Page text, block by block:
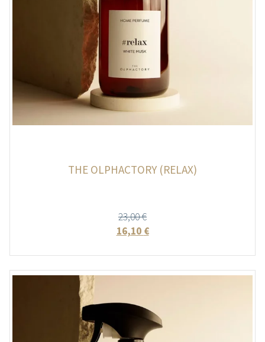
THE OLPHACTORY (RELAX)
23,00€
16,10 €